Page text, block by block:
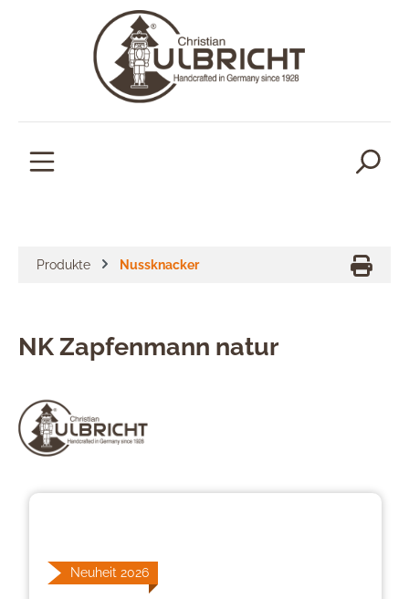
Produkte Nussknacker
NK Zapfenmann natur
Neuheit 2026